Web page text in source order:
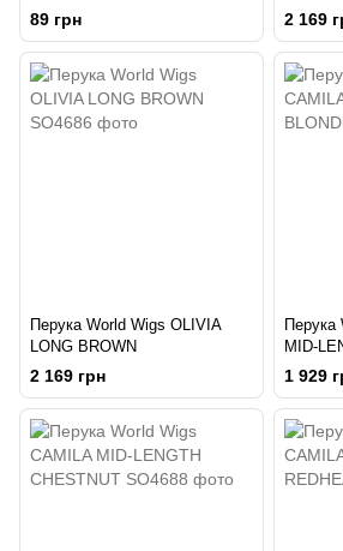
FILETS SOUS (2 шт.)
89 грн 2 169
Перука World Wigs OLIVIA
LONG BROWN
2 169 грн
Перука
MID-
1 929